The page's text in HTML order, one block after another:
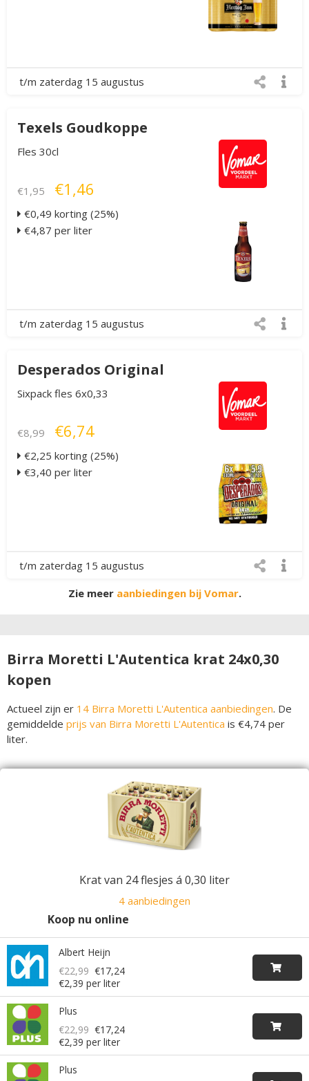
t/m zaterdag 15 augustus
Texels Goudkoppe
Fles 30cl
€1,95 €1,46
€0,49 korting (25%)
€4,87 per liter
t/m zaterdag 15 augustus
Desperados Original
Sixpack fles 6x0,33
€8,99 €6,74
€2,25 korting (25%)
€3,40 per liter
t/m zaterdag 15 augustus
Zie meer aanbiedingen bij Vomar.
Birra Moretti L'Autentica krat 24x0,30
kopen
Actueel zijn er 14 Birra Moretti L'Autentica aanbiedingen. De
gemiddelde prijs van Birra Moretti L'Autentica is €4,74 per
liter.
Krat van 24 flesjes á 0,30 liter
4 aanbiedingen
Koop nu online
Albert Heijn
€22,99 €17,24
€2,39 per liter
Plus
€22,99 €17,24
€2,39 per liter
Plus